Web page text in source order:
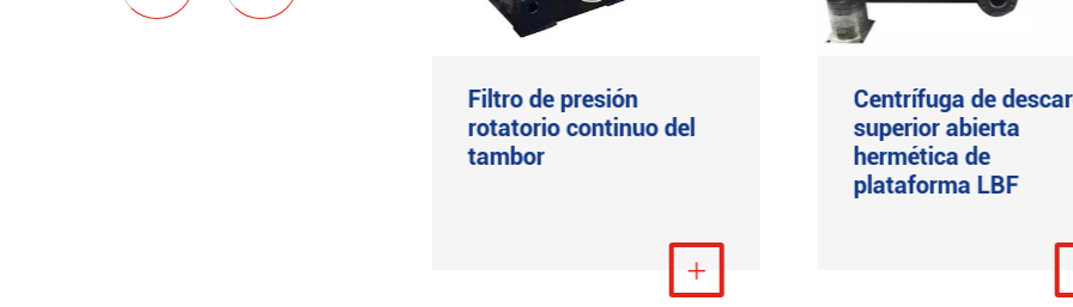
Filtro de presión
rotatorio continuo del
tambor
Ver más

Centrífuga de
superior abierta
hermética de
plataforma LBF